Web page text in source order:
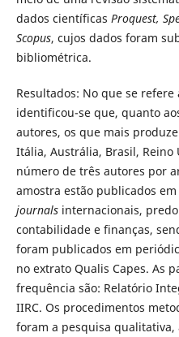
dados científicas Proquest,
Scopus, cujos dados foram
bibliométrica.
Resultados: No que se
identificou-se que, quanto
autores, os que mais
Itália, Austrália, Brasil, Reino
número de três autores por
amostra estão publicados
journalsinternacionais,
contabilidade e finanças,
foram publicados em
no extrato Qualis Capes. As
frequência são: Relatório
IIRC. Os procedimentos
foram a pesquisa